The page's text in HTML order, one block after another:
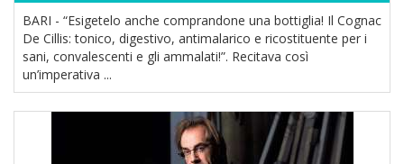
BARI - “Esigetelo anche comprandone una bottiglia! Il Cognac
De Cillis: tonico, digestivo, antimalarico e ricostituente per i
sani, convalescenti e gli ammalati!”. Recitava così
un’imperativa ...